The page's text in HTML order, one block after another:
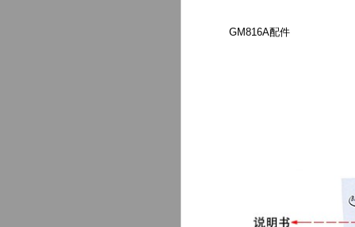
GM816A配件